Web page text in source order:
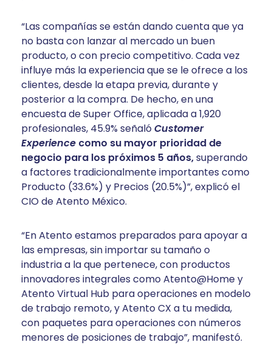
“Las compañías se están dando cuenta que ya
no basta con lanzar al mercado un buen
producto, o con precio competitivo. Cada vez
influye más la experiencia que se le ofrece a los
clientes, desde la etapa previa, durante y
posterior a la compra. De hecho, en una
encuesta de Super Office, aplicada a 1,920
profesionales, 45.9% señalóCustomer
Experience como su mayor prioridad de
negocio para los próximos 5 años,superando
a factores tradicionalmente importantes como
Producto (33.6%) y Precios (20.5%)”, explicó el
CIO de Atento México.
“En Atento estamos preparados para apoyar a
las empresas, sin importar su tamaño o
industria a la que pertenece, con productos
innovadores integrales como Atento@Home y
Atento Virtual Hub para operaciones en modelo
de trabajo remoto, y Atento CX a tu medida,
con paquetes para operaciones con números
menores de posiciones de trabajo”, manifestó.